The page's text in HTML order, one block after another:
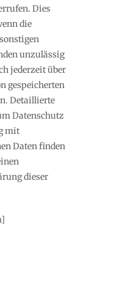
Dies
die
unzulässig
jederzeit über
gespeicherten
Detaillierte
Datenschutz
mit
Daten finden
dieser